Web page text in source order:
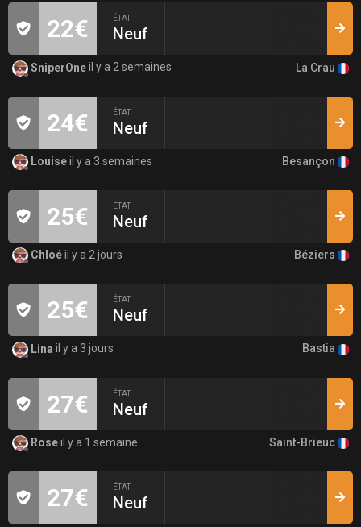
22€ ÉTAT
Neuf
SniperOneil y a 2 semaines La Crau
24€ ÉTAT
Neuf
Louiseil y a 3 semaines Besançon
25€ ÉTAT
Neuf
Chloéil y a 2 jours Béziers
25€ ÉTAT
Neuf
Lina il y a 3 jours Bastia
27€ ÉTAT
Neuf
Roseil y a 1 semaine Saint-Brieuc
27€ ÉTAT
Neuf